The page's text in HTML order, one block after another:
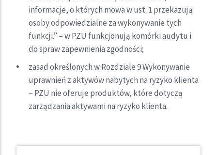
informacje, o których mowa w ust. 1 przekazują
osoby odpowiedzialne za wykonywanie tych
funkcji.” – w PZU funkcjonują komórki audytu i
do spraw zapewnienia zgodności;
zasad określonych w Rozdziale 9 Wykonywanie
uprawnień z aktywów nabytych na ryzyko klienta
– PZU nie oferuje produktów, które dotyczą
zarządzania aktywami na ryzyko klienta.